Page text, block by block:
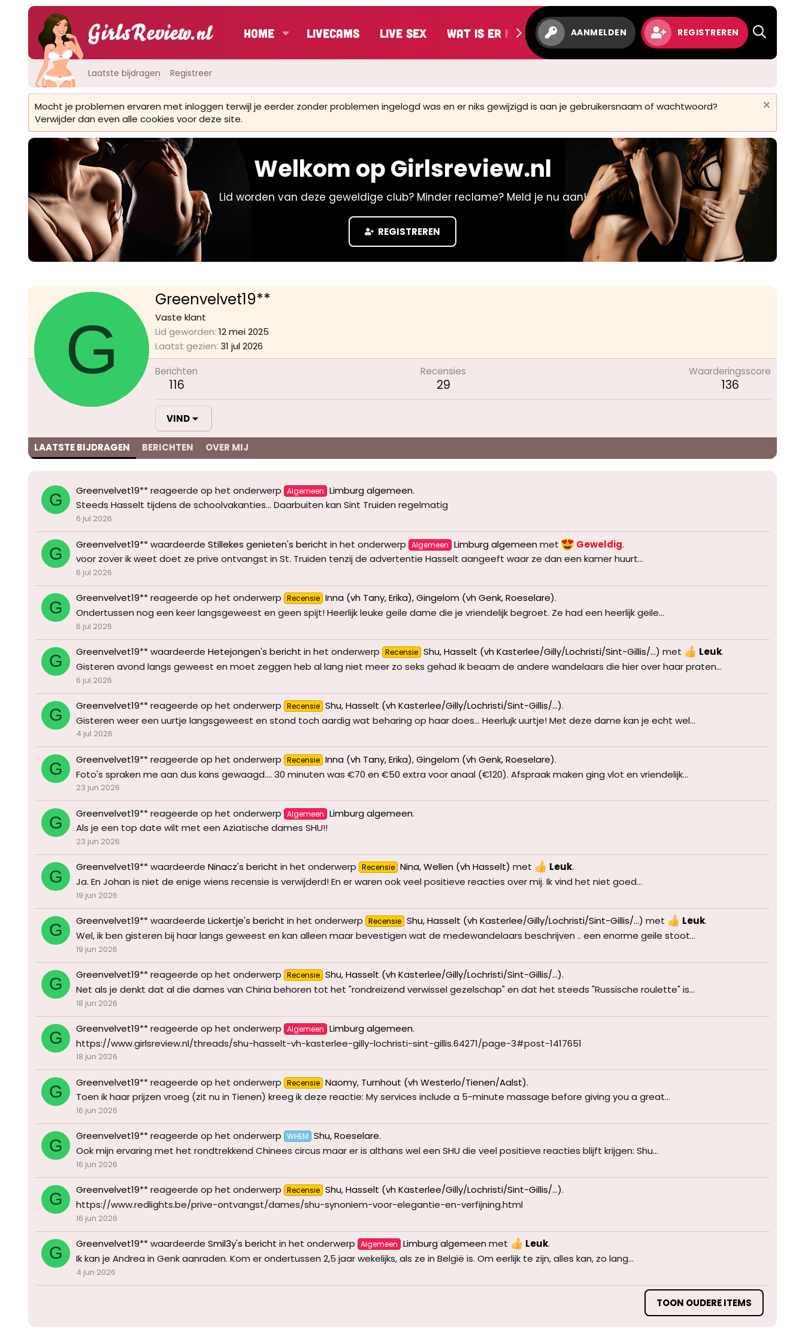
Home LiveCams Live Sex Wat is er nieuw AANMELDEN REGISTREREN
Laatste bijdragen Registreer
Mocht je problemen ervaren met inloggen terwijl je eerder zonder problemen ingelogd was en er niks gewijzigd is aan je gebruikersnaam of wachtwoord?
Verwijder dan even alle cookies voor deze site.
Welkom op Girlsreview.nl
Lid worden van deze geweldige club? Minder reclame? Meld je nu aan!
REGISTREREN
G
Greenvelvet19**
Vaste klant
Lid geworden 12 mei 2025
Laatst gezien 31 jul 2026
Berichten
116
Recensies
29
Waarderingsscore
136
VIND
LAATSTE BIJDRAGEN BERICHTEN OVER MIJ
G Greenvelvet19**reageerde op het onderwerp Algemeen Limburg algemeen.
Steeds Hasselt tijdens de schoolvakanties... Daarbuiten kan Sint Truiden regelmatig
6 jul 2026
G Greenvelvet19**waardeerde Stillekes genieten's bericht in het onderwerp Algemeen Limburg algemeen met Geweldig.
voor zover ik weet doet ze prive ontvangst in St. Truiden tenzij de advertentie Hasselt aangeeft waar ze dan een kamer huurt...
6 jul 2026
G Greenvelvet19**reageerde op het onderwerp Recensie Inna (vh Tany, Erika), Gingelom (vh Genk, Roeselare).
Ondertussen nog een keer langsgeweest en geen spijt! Heerlijk leuke geile dame die je vriendelijk begroet. Ze had een heerlijk geile...
6 jul 2026
G Greenvelvet19**waardeerde Hetejongen's bericht in het onderwerp Recensie Shu, Hasselt (vh Kasterlee/Gilly/Lochristi/Sint-Gillis/...) met Leuk.
Gisteren avond langs geweest en moet zeggen heb al lang niet meer zo seks gehad ik beaam de andere wandelaars die hier over haar praten...
6 jul 2026
G Greenvelvet19**reageerde op het onderwerp Recensie Shu, Hasselt (vh Kasterlee/Gilly/Lochristi/Sint-Gillis/...).
Gisteren weer een uurtje langsgeweest en stond toch aardig wat beharing op haar does... Heerlujk uurtje! Met deze dame kan je echt wel...
4 jul 2026
G Greenvelvet19**reageerde op het onderwerp Recensie Inna (vh Tany, Erika), Gingelom (vh Genk, Roeselare).
Foto's spraken me aan dus kans gewaagd.... 30 minuten was €70 en €50 extra voor anaal (€120). Afspraak maken ging vlot en vriendelijk...
23 jun 2026
G Greenvelvet19**reageerde op het onderwerp Algemeen Limburg algemeen.
Als je een top date wilt met een Aziatische dames SHU!!
23 jun 2026
G Greenvelvet19**waardeerde Ninacz's bericht in het onderwerp Recensie Nina, Wellen (vh Hasselt) met Leuk.
Ja. En Johan is niet de enige wiens recensie is verwijderd! En er waren ook veel positieve reacties over mij. Ik vind het niet goed...
19 jun 2026
G Greenvelvet19**waardeerde Lickertje's bericht in het onderwerp Recensie Shu, Hasselt (vh Kasterlee/Gilly/Lochristi/Sint-Gillis/...) met Leuk.
Wel, ik ben gisteren bij haar langs geweest en kan alleen maar bevestigen wat de medewandelaars beschrijven .. een enorme geile stoot...
19 jun 2026
G Greenvelvet19**reageerde op het onderwerp Recensie Shu, Hasselt (vh Kasterlee/Gilly/Lochristi/Sint-Gillis/...).
Net als je denkt dat al die dames van China behoren tot het "rondreizend verwissel gezelschap" en dat het steeds "Russische roulette" is...
18 jun 2026
G Greenvelvet19**reageerde op het onderwerp Algemeen Limburg algemeen.
https://www.girlsreview.nl/threads/shu-hasselt-vh-kasterlee-gilly-lochristi-sint-gillis.64271/page-3#post-1417651
18 jun 2026
G Greenvelvet19**reageerde op het onderwerp Recensie Naomy, Turnhout (vh Westerlo/Tienen/Aalst).
Toen ik haar prijzen vroeg (zit nu in Tienen) kreeg ik deze reactie: My services include a 5-minute massage before giving you a great...
16 jun 2026
G Greenvelvet19**reageerde op het onderwerp WHEM Shu, Roeselare.
Ook mijn ervaring met het rondtrekkend Chinees circus maar er is althans wel een SHU die veel positieve reacties blijft krijgen: Shu...
16 jun 2026
G Greenvelvet19**reageerde op het onderwerp Recensie Shu, Hasselt (vh Kasterlee/Gilly/Lochristi/Sint-Gillis/...).
https://www.redlights.be/prive-ontvangst/dames/shu-synoniem-voor-elegantie-en-verfijning.html
16 jun 2026
G Greenvelvet19**waardeerde Smil3y's bericht in het onderwerp Algemeen Limburg algemeen met Leuk.
Ik kan je Andrea in Genk aanraden. Kom er ondertussen 2,5 jaar wekelijks, als ze in België is. Om eerlijk te zijn, alles kan, zo lang...
4 jun 2026
TOON OUDERE ITEMS